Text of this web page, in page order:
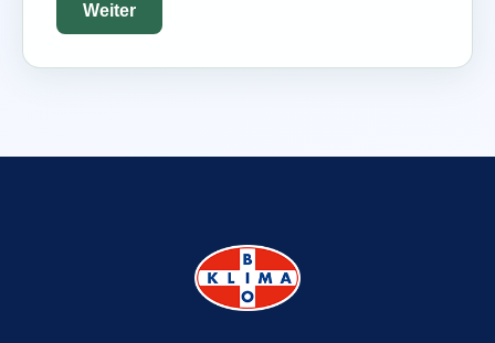
Weiter